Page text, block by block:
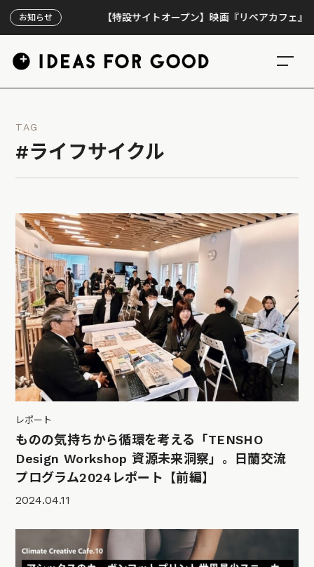
お知らせ 【特設サイトオープン】映画『リペアカフェ』、上映
TAG
#ライフサイクル
レポート
ものの気持ちから循環を考える「TENSHO
Design Workshop 資源未来洞察」。日蘭交流
プログラム2024レポート【前編】
2024.04.11